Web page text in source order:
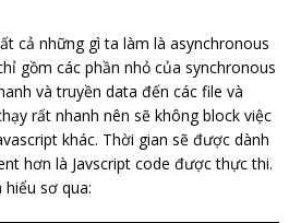
cả những gì ta làm là asynchronous
gồm các phần nhỏ của synchronous
và truyền data đến các file và
rất nhanh nên sẽ không block việc
khác. Thời gian sẽ được dành
hơn là Javscript code được thực thi.
hiểu sơ qua: